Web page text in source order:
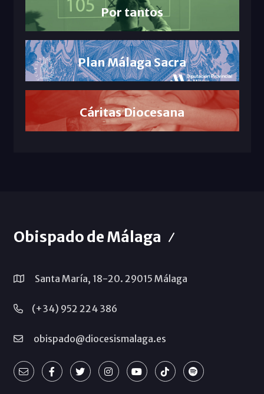
Por tantos
Plan Málaga Sacra
Cáritas Diocesana
Obispado de Málaga
Santa María, 18-20. 29015 Málaga
(+34) 952 224 386
obispado@diocesismalaga.es